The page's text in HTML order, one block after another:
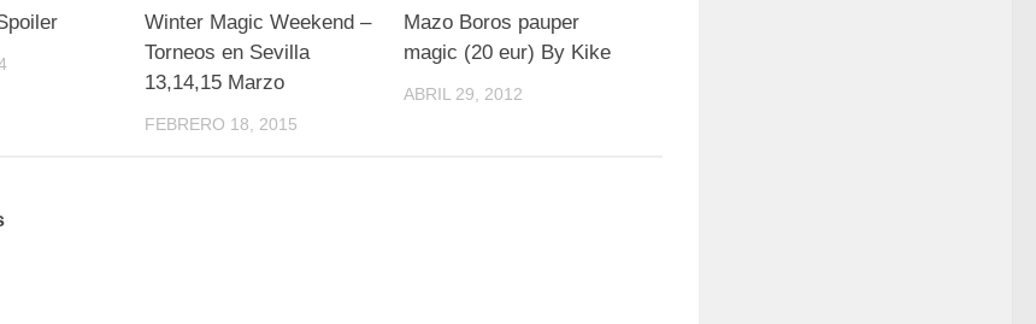
Winter Magic Weekend –
Torneos en Sevilla
13,14,15 Marzo
FEBRERO 18, 2015
Mazo Boros pauper
magic (20 eur) By Kike
ABRIL 29, 2012